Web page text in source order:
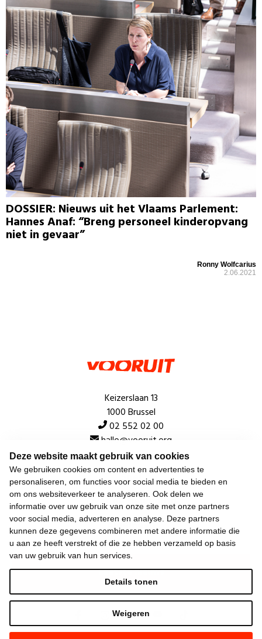
Deze website maakt gebruik van cookies
We gebruiken cookies om content en advertenties te
personaliseren, om functies voor social media te bieden en
om ons websiteverkeer te analyseren. Ook delen we
informatie over uw gebruik van onze site met onze partners
voor social media, adverteren en analyse. Deze partners
kunnen deze gegevens combineren met andere informatie die
u aan ze heeft verstrekt of die ze hebben verzameld op basis
van uw gebruik van hun services.
Weigeren
Details tonen
DOSSIER: Nieuws uit het Vlaams Parlement:
Hannes Anaf: “Breng personeel kinderopvang
niet in gevaar”
Ronny Wolfcarius
2.06.2021
Keizerslaan 13
1000 Brussel
02 552 02 00
hallo@vooruit.org
Snel
Over de beweging
Algemeen
Laatste nieuws